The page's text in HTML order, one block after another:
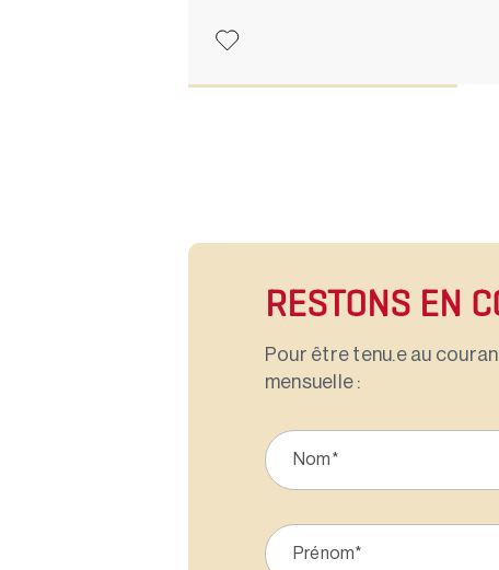
RESTONS EN
Pour être tenu.e au
mensuelle :